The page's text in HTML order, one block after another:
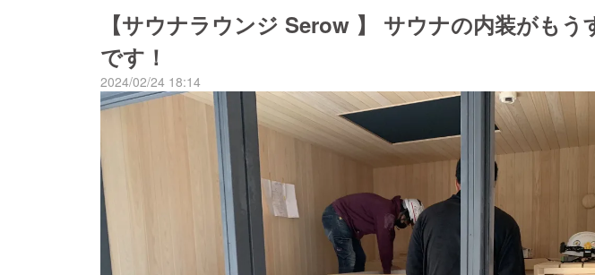
【サウナラウンジ Serow 】 サウナの内装がもうすぐ完成
です！
2024/02/24 18:14